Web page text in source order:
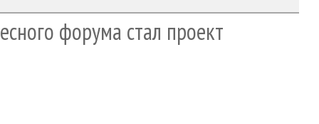
форума стал проект